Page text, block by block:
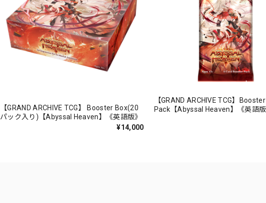
【GRAND ARCHIVE TCG】 Booster Box(20
パック入り)【Abyssal Heaven】《英語版》
¥14,000
【GRAND ARCHIVE TCG】Booster
Pack【Abyssal Heaven】《英語版